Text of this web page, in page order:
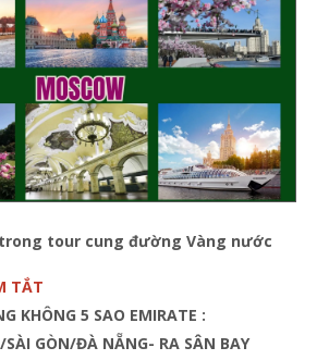
tour cung đường Vàng nước
TẮT
KHÔNG 5 SAO EMIRATE :
GÒN/ĐÀ NẴNG- RA SÂN BAY